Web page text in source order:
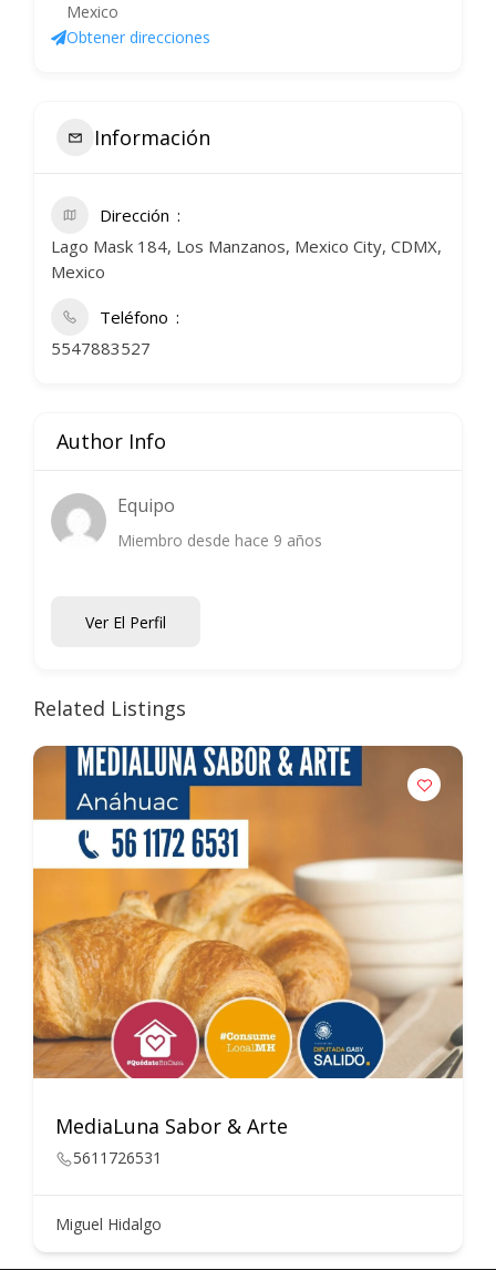
Mexico
Obtener direcciones
Información
Dirección
Lago Mask 184, Los Manzanos, Mexico City, CDMX,
Mexico
Teléfono
5547883527
Author Info
Equipo
Miembro desde hace 9 años
Ver El Perfil
Related Listings
MediaLuna Sabor & Arte
5611726531
Miguel Hidalgo